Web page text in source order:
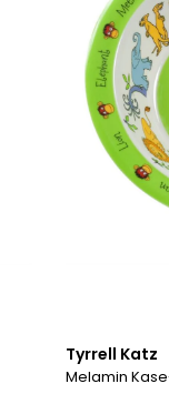
Tyrrell Katz
Melamin